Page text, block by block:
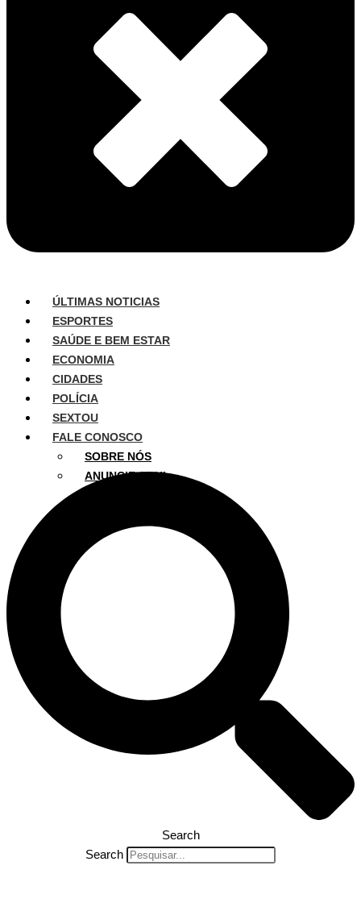
ÚLTIMAS NOTICIAS
ESPORTES
SAÚDE E BEM ESTAR
ECONOMIA
CIDADES
POLÍCIA
SEXTOU
FALE CONOSCO
SOBRE NÓS
ANUNCIE AQUI
Search
Search